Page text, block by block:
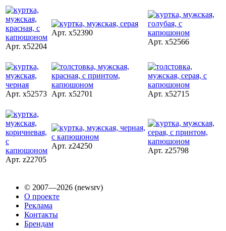
Арт. x52204
Арт. x52390
Арт. x52566
Арт. x52573 Арт. x52701 Арт. x52715
Арт. z22705
Арт. z24250
Арт. z25798
© 2007—2026 (newsrv)
О проекте
Реклама
Контакты
Брендам